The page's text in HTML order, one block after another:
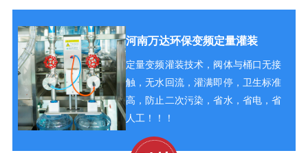
河南万达环保变频定量灌装
定量变频灌装技术，阀体与桶口无接
触，无水回流，灌满即停，卫生标准
高，防止二次污染，省水，省电，省
人工！！！